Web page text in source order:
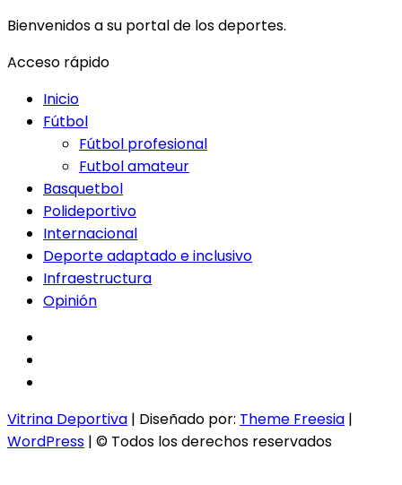
Bienvenidos a su portal de los deportes.
Acceso rápido
Inicio
Fútbol
Fútbol profesional
Futbol amateur
Basquetbol
Polideportivo
Internacional
Deporte adaptado e inclusivo
Infraestructura
Opinión
Vitrina Deportiva | Diseñado por: Theme Freesia |
WordPress | © Todos los derechos reservados